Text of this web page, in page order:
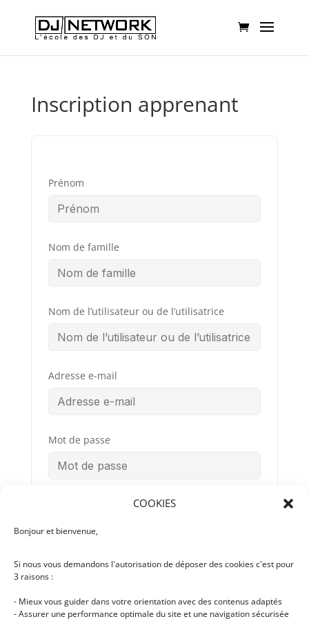
COOKIES
Bonjour et bienvenue,
Si nous vous demandons l'autorisation de déposer des cookies c'est pour
3 raisons :
- Mieux vous guider dans votre orientation avec des contenus adaptés
- Assurer une performance optimale du site et une navigation sécurisée
Inscription apprenant
Prénom
Nom de famille
Nom de l’utilisateur ou de l’utilisatrice
Adresse e-mail
Mot de passe
Confirmation du mot de passe
Conditions
d’Utilisation